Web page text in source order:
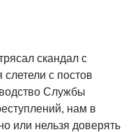
скандал с
с постов
Службы
нам в
или нельзя доверять